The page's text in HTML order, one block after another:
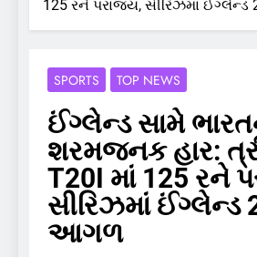
125 રને પરાજય, સીરિઝમાં
SPORTS TOP NEWS
ઈંગ્લેન્ડ સામે
શરમજનક હાર:
T20I માં 125 રને
સીરિઝમાં ઈંગ્લેન્ડ
આગળ